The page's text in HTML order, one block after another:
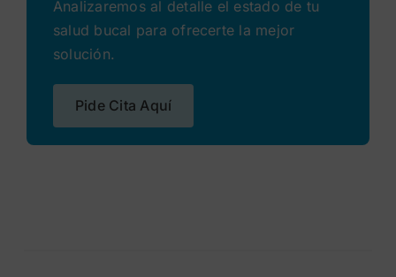
Analizaremos al detalle el estado de tu
salud bucal para ofrecerte la mejor
solución.
Pide Cita Aquí